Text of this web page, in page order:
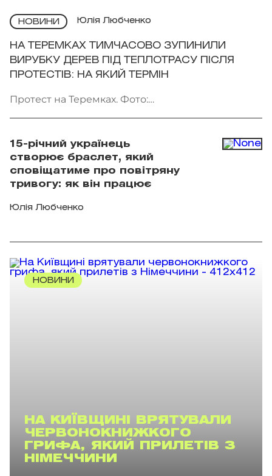
НОВИНИ Юлія Любченко
НА ТЕРЕМКАХ ТИМЧАСОВО ЗУПИНИЛИ
ВИРУБКУ ДЕРЕВ ПІД ТЕПЛОТРАСУ ПІСЛЯ
ПРОТЕСТІВ: НА ЯКИЙ ТЕРМІН
Протест на Теремках. Фото:
15-річний українець
створює браслет, який
сповіщатиме про повітряну
тривогу: як він працює
Юлія Любченко
НОВИНИ
НА КИЇВЩИНІ ВРЯТУВАЛИ
ЧЕРВОНОКНИЖКОГО
ГРИФА, ЯКИЙ ПРИЛЕТІВ З
НІМЕЧЧИНИ